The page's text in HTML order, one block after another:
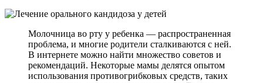
Молочница во рту у ребенка — распространенная
проблема, и многие родители сталкиваются с ней.
В интернете можно найти множество советов и
рекомендаций. Некоторые мамы делятся опытом
использования противогрибковых средств, таких